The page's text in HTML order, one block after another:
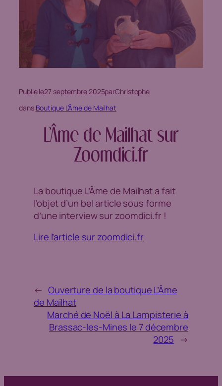
Publié le27 septembre 2025parChristophe
dans Boutique L’Âme de Mailhat
L’Âme de Mailhat sur
Zoomdici.fr
La boutique L’Âme de Mailhat a fait
l’objet d’un bel article sous forme
d’une interview sur zoomdici.fr !
Lire l’article sur zoomdici.fr
← Ouverture de la boutique L’Âme
de Mailhat
Marché de Noël à La Lampisterie à
Brassac-les-Mines le 7 décembre
2025 →